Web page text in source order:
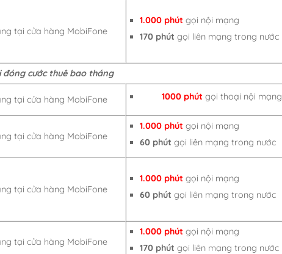
tại cửa hàng MobiFone
1.000 phút gọi nội mạng
170 phút gọi liên mạng trong nước
đóng cước thuê bao tháng
tại cửa hàng MobiFone 1000 phút gọi thoại nội mạng
tại cửa hàng MobiFone
1.000 phútgọi nội mạng
60 phút gọi liên mạng trong nước
tại cửa hàng MobiFone
1.000 phút gọi nội mạng
60 phút gọi liên mạng trong nước
tại cửa hàng MobiFone
1.000 phútgọi nội mạng
170 phút gọi liên mạng trong nước